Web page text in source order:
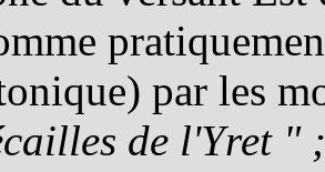
par les
de l'Yret "